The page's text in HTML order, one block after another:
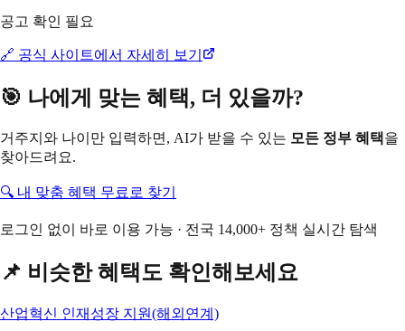
공고 확인 필요
🔗 공식 사이트에서 자세히 보기
🎯 나에게 맞는 혜택, 더 있을까?
거주지와 나이만 입력하면, AI가 받을 수 있는 모든 정부 혜택을
찾아드려요.
🔍 내 맞춤 혜택 무료로 찾기
로그인 없이 바로 이용 가능 · 전국 14,000+ 정책 실시간 탐색
📌 비슷한 혜택도 확인해보세요
산업혁신 인재성장 지원(해외연계)